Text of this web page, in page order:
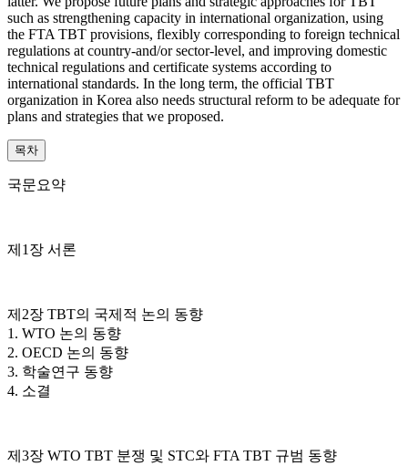
such as strengthening capacity in international organization, using
the FTA TBT provisions, flexibly corresponding to foreign technical
regulations at country-and/or sector-level, and improving domestic
technical regulations and certificate systems according to
international standards. In the long term, the official TBT
organization in Korea also needs structural reform to be adequate for
plans and strategies that we proposed.
목차
국문요약
제1장 서론
제2장 TBT의 국제적 논의 동향
1. WTO 논의 동향
2. OECD 논의 동향
3. 학술연구 동향
4. 소결
제3장 WTO TBT 분쟁 및 STC와 FTA TBT 규범 동향